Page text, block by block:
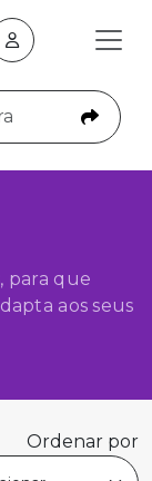
para que
aos seus
Ordenar por